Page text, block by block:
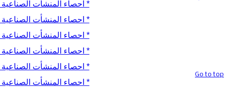
* احصاء المنشأت الصناعية
* احصاء المنشأت الصناعية
* احصاء المنشأت الصناعية
* احصاء المنشأت الصناعية
* احصاء المنشأت الصناعية
* احصاء المنشأت الصناعية
Go to top